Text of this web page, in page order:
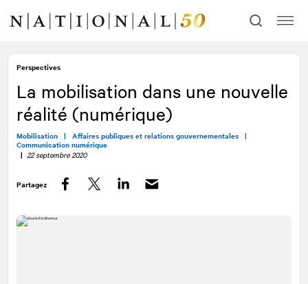
contenu
navigation
Perspectives
La mobilisation dans une nouvelle
réalité (numérique)
Mobilisation | Affaires publiques et relations gouvernementales |
Communication numérique
| 22 septembre 2020
Partagez